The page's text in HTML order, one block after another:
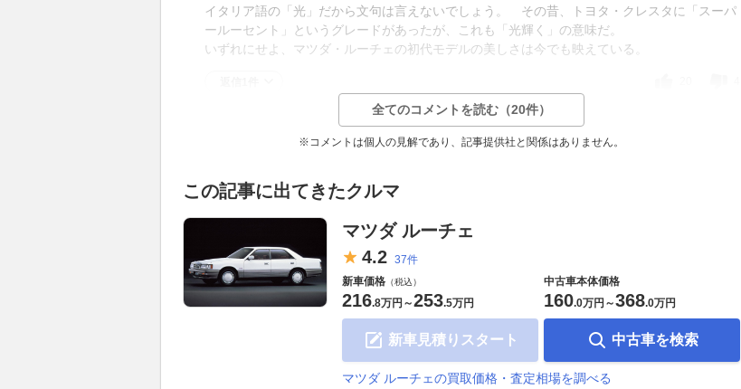
イタリア語の「光」だから文句は言えないでしょう。 その昔、トヨタ・クレスタに「スーパ
ールーセント」というグレードがあったが、これも「光輝く」の意味だ。
いずれにせよ、マツダ・ルーチェの初代モデルの美しさは今でも映えている。
全てのコメントを読む（20件）
※コメントは個人の見解であり、記事提供社と関係はありません。
この記事に出てきたクルマ
マツダ ルーチェ
4.2 37件
新車価格 （税込）
216.8万円 ～253.5万円
新車見積りスタート
中古車本体価格
160.0万円 ～368.0万円
中古車を検索
マツダ ルーチェの買取価格・査定相場を調べる